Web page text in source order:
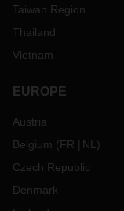
Taiwan Region
Thailand
Vietnam
EUROPE
Austria
Belgium (FR NL )
Czech Republic
Denmark